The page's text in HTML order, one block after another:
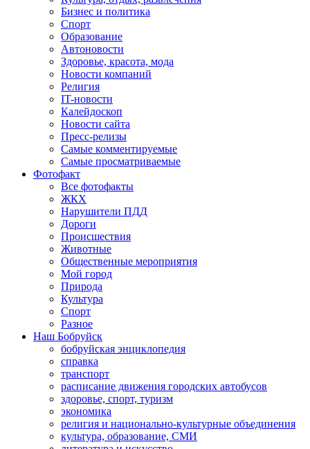
Бизнес и политика
Спорт
Образование
Автоновости
Здоровье, красота, мода
Новости компаний
Религия
IT-новости
Калейдоскоп
Новости сайта
Пресс-релизы
Самые комментируемые
Самые просматриваемые
Фотофакт
Все фотофакты
ЖКХ
Нарушители ПДД
Дороги
Происшествия
Животные
Общественные мероприятия
Мой город
Природа
Культура
Спорт
Разное
Наш Бобруйск
бобруйская энциклопедия
справка
транспорт
расписание движения городских автобусов
здоровье, спорт, туризм
экономика
религия и национально-культурные объединения
культура, образование, СМИ